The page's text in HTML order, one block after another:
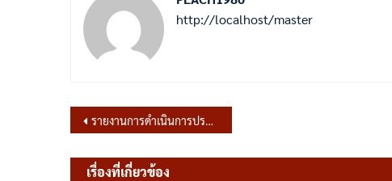
http://localhost/master
แนะแนว
เรื่อง
รายงานการดำเนินการประเมินองค์กรปกครองส่วนท้องถิ่นที่มีศักยภาพสูง
เรื่องที่เกี่ยวข้อง